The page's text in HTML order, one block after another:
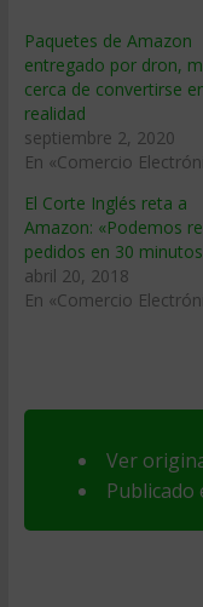
Paquetes de Amazon
entregado por dron,
cerca de convertirse
realidad
septiembre 2, 2020
En «Comercio
El Corte Inglés reta a
Amazon: «Podemos
pedidos en 30
abril 20, 2018
En «Comercio
Ver
Publicado